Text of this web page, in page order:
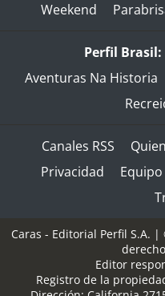
Weekend
Perfil Brasil:
Aventuras Na Historia
Canales RSS
Privacidad
Equipo
Caras - Editorial Perfil S.A. |
Editor
Registro de la